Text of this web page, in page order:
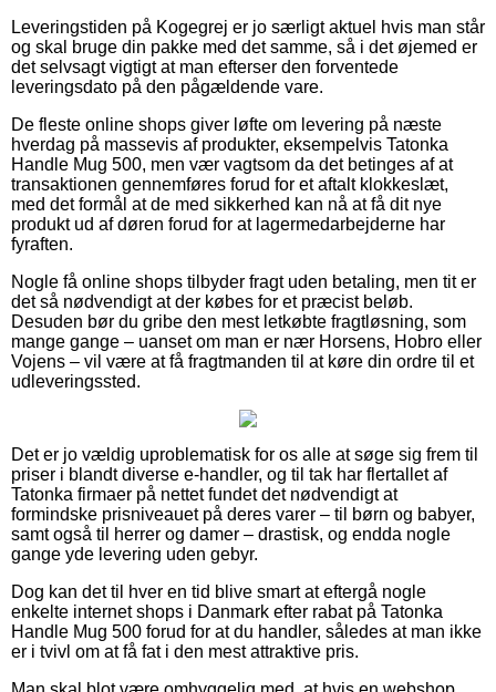
Leveringstiden på Kogegrej er jo særligt aktuel hvis man står
og skal bruge din pakke med det samme, så i det øjemed er
det selvsagt vigtigt at man efterser den forventede
leveringsdato på den pågældende vare.
De fleste online shops giver løfte om levering på næste
hverdag på massevis af produkter, eksempelvis Tatonka
Handle Mug 500, men vær vagtsom da det betinges af at
transaktionen gennemføres forud for et aftalt klokkeslæt,
med det formål at de med sikkerhed kan nå at få dit nye
produkt ud af døren forud for at lagermedarbejderne har
fyraften.
Nogle få online shops tilbyder fragt uden betaling, men tit er
det så nødvendigt at der købes for et præcist beløb.
Desuden bør du gribe den mest letkøbte fragtløsning, som
mange gange – uanset om man er nær Horsens, Hobro eller
Vojens – vil være at få fragtmanden til at køre din ordre til et
udleveringssted.
Det er jo vældig uproblematisk for os alle at søge sig frem til
priser i blandt diverse e-handler, og til tak har flertallet af
Tatonka firmaer på nettet fundet det nødvendigt at
formindske prisniveauet på deres varer – til børn og babyer,
samt også til herrer og damer – drastisk, og endda nogle
gange yde levering uden gebyr.
Dog kan det til hver en tid blive smart at eftergå nogle
enkelte internet shops i Danmark efter rabat på Tatonka
Handle Mug 500 forud for at du handler, således at man ikke
er i tvivl om at få fat i den mest attraktive pris.